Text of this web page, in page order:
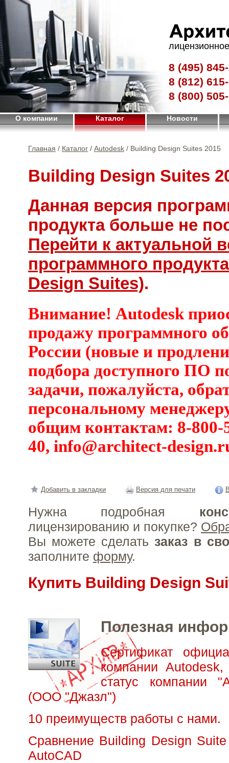
8 (495)
8 (812)
8 (800)
О компании Каталог Новости
Главная / Каталог / Autodesk / Building Design Suites 2015
Building Design Suites
Данная версия
продукта больше не
Перейти к актуальной
программного
Design Suites).
Внимание! Autodesk
продажу программного
России (новые и
подбора доступного ПО
задачи, пожалуйста,
персональному
общим контактам: 8-800-
40, info@architect-
Добавить в закладки Версия для печати
Нужна подробная
лицензированию и покупке?
Вы можете сделать заказ в
заполните форму.
Купить Building Design
Полезная
Сертификат
компании
статус компании
(ООО "Джазл")
10 преимуществ работы с нами.
Сравнение Building Design
AutoCAD